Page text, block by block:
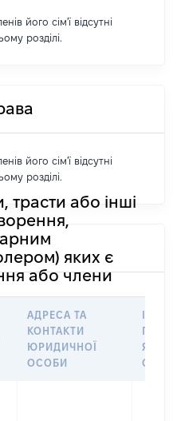
його сім'ї відсутні
розділі.
його сім'ї відсутні
розділі.
або інші
яких є
або члени
АДРЕСА ТА
КОНТАКТИ
ЮРИДИЧНОЇ
ОСОБИ
ПРО
ЯКОЇ